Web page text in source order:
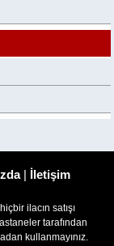
| İletişim
ilacın satışı
tarafından
kullanmayınız.